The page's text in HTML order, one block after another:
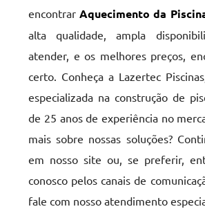
encontrarAquecimento da
alta qualidade, ampla
atender, e os melhores preços,
certo. Conheça a Lazertec
especializada na construção de
de 25 anos de experiência no
mais sobre nossas soluções?
em nosso site ou, se preferir,
conosco pelos canais de
fale com nosso atendimento